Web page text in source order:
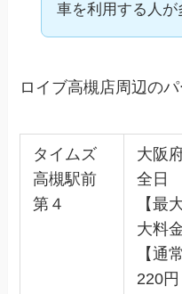
車を利用する人
ロイブ高槻店周辺の
タイムズ
高槻駅前
第４
大阪
全日
【最
大料
【通
220円